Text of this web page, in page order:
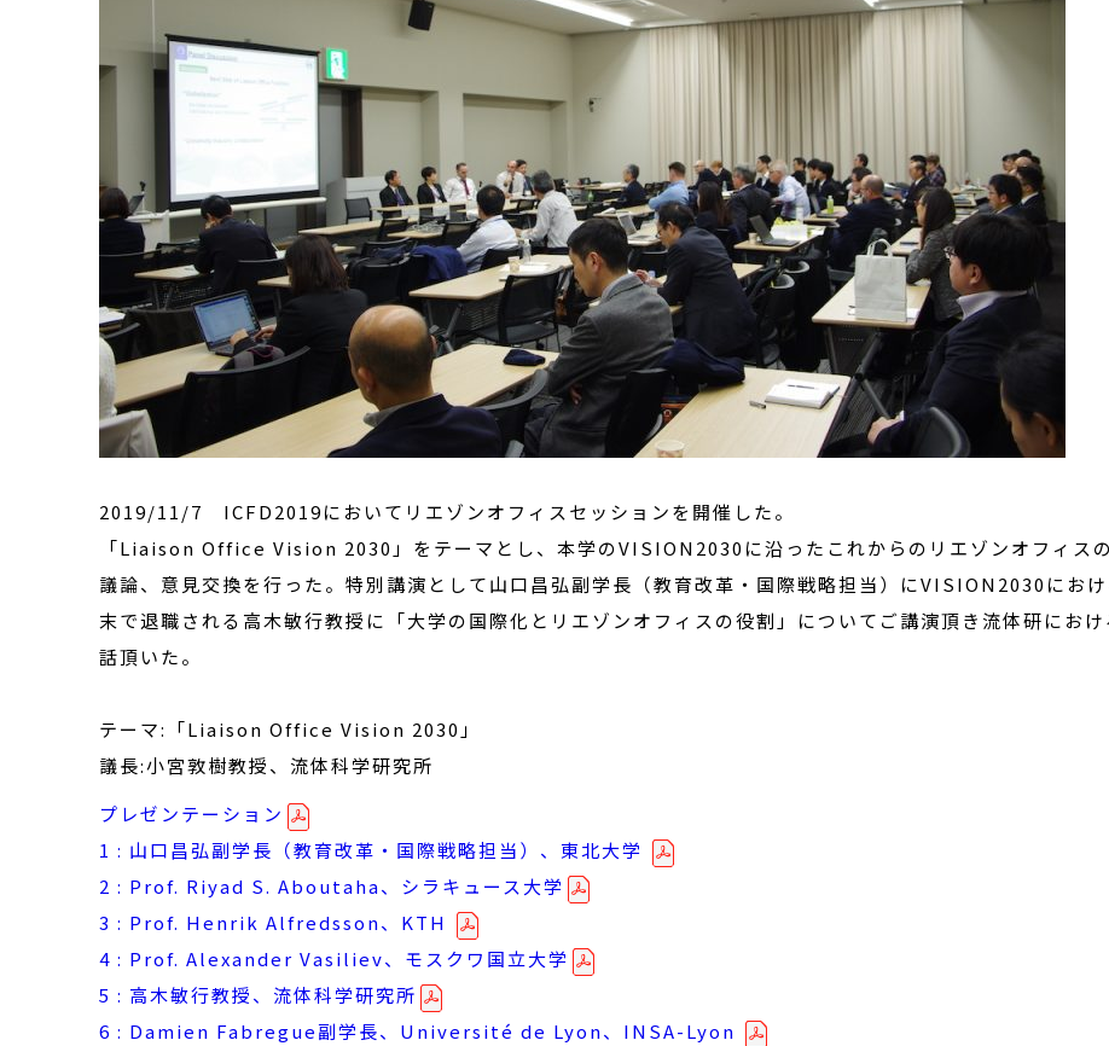
2019/11/7 ICFD2019においてリエゾンオフィスセッションを開催した。
「Liaison Office Vision 2030 」をテーマとし、本学のVISION2030 に沿ったこれからのリエゾンオフィス
議論、意見交換を行った。特別講演として山口昌弘副学長（教育改革・国際戦略担当）にVISION2030 にお
末で退職される高木敏行教授に「大学の国際化とリエゾンオフィスの役割」についてご講演頂き流体研にお
話頂いた。
テーマ:「Liaison Office Vision 2030」
議長:小宮敦樹教授、流体科学研究所
プレゼンテーション
1 : 山口昌弘副学長（教育改革・国際戦略担当）、東北大学
2 : Prof. Riyad S. Aboutaha、シラキュース大学
3 : Prof. Henrik Alfredsson、KTH
4 : Prof. Alexander Vasiliev、モスクワ国立大学
5 : 高木敏行教授、流体科学研究所
6 : Damien Fabregue副学長、Université de Lyon、INSA-Lyon